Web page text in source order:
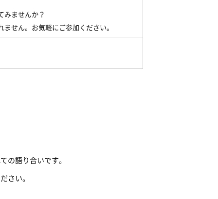
みませんか？
せん。お気軽にご参加ください。
語り合いです。
い。